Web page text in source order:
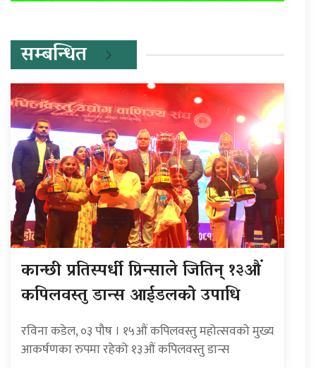
सम्बन्धित
कान्छी प्रतिस्पर्धी प्रिन्साले जितिन् १३औं
कपिलवस्तु डान्स आईडलको उपाधि
रविना कडेल, ०३ पौष । १५औं कपिलवस्तु महोत्सवको मुख्य
आकर्षणका रुपमा रहेको १३औं कपिलवस्तु डान्स